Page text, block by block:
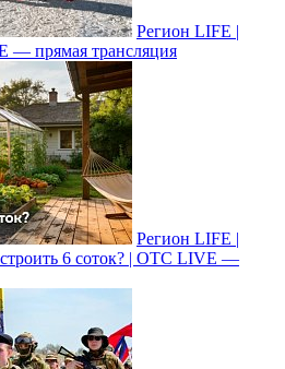
Регион LIFE |
прямая трансляция
Регион LIFE |
6 соток? | ОТС LIVE —